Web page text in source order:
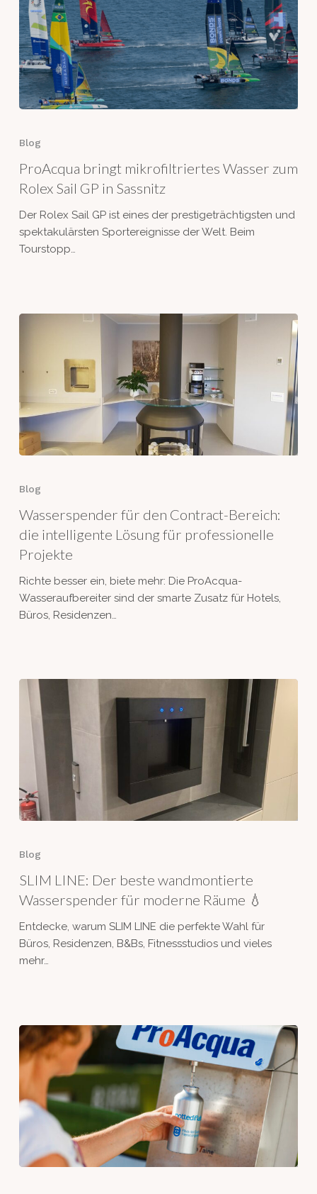
mikrofiltriertes
Wasser
zum
Sail
GP
in
Blog
ProAcqua bringt mikrofiltriertes Wasser zum
Rolex Sail GP in Sassnitz
Der Rolex Sail GP ist eines der prestigeträchtigsten und
spektakulärsten Sportereignisse der Welt. Beim
Tourstopp…
den
Contract-
Bereich:
die
intelligente
Lösung
für
professionelle
Blog
Wasserspender für den Contract-Bereich:
die intelligente Lösung für professionelle
Projekte
Richte besser ein, biete mehr: Die ProAcqua-
Wasseraufbereiter sind der smarte Zusatz für Hotels,
Büros, Residenzen…
Der
beste
wandmontierte
für
moderne
Räume
Blog
SLIM LINE: Der beste wandmontierte
Wasserspender für moderne Räume 💧
Entdecke, warum SLIM LINE die perfekte Wahl für
Büros, Residenzen, B&Bs, Fitnessstudios und vieles
mehr…